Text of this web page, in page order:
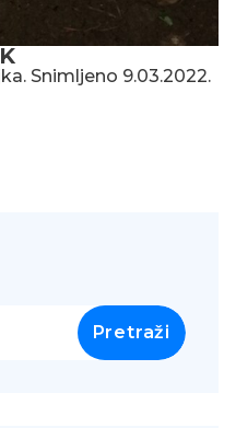
Snimljeno 9.03.2022.